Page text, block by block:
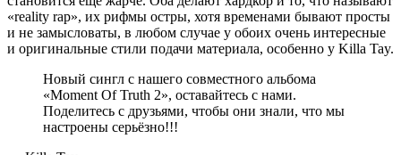
«reality rap», их рифмы остры, хотя временами бывают просты
и не замысловаты, в любом случае у обоих очень интересные
и оригинальные стили подачи материала, особенно у Killa Tay.
Новый сингл с нашего совместного альбома
«Moment Of Truth 2», оставайтесь с нами.
Поделитесь с друзьями, чтобы они знали, что мы
настроены серьёзно!!!